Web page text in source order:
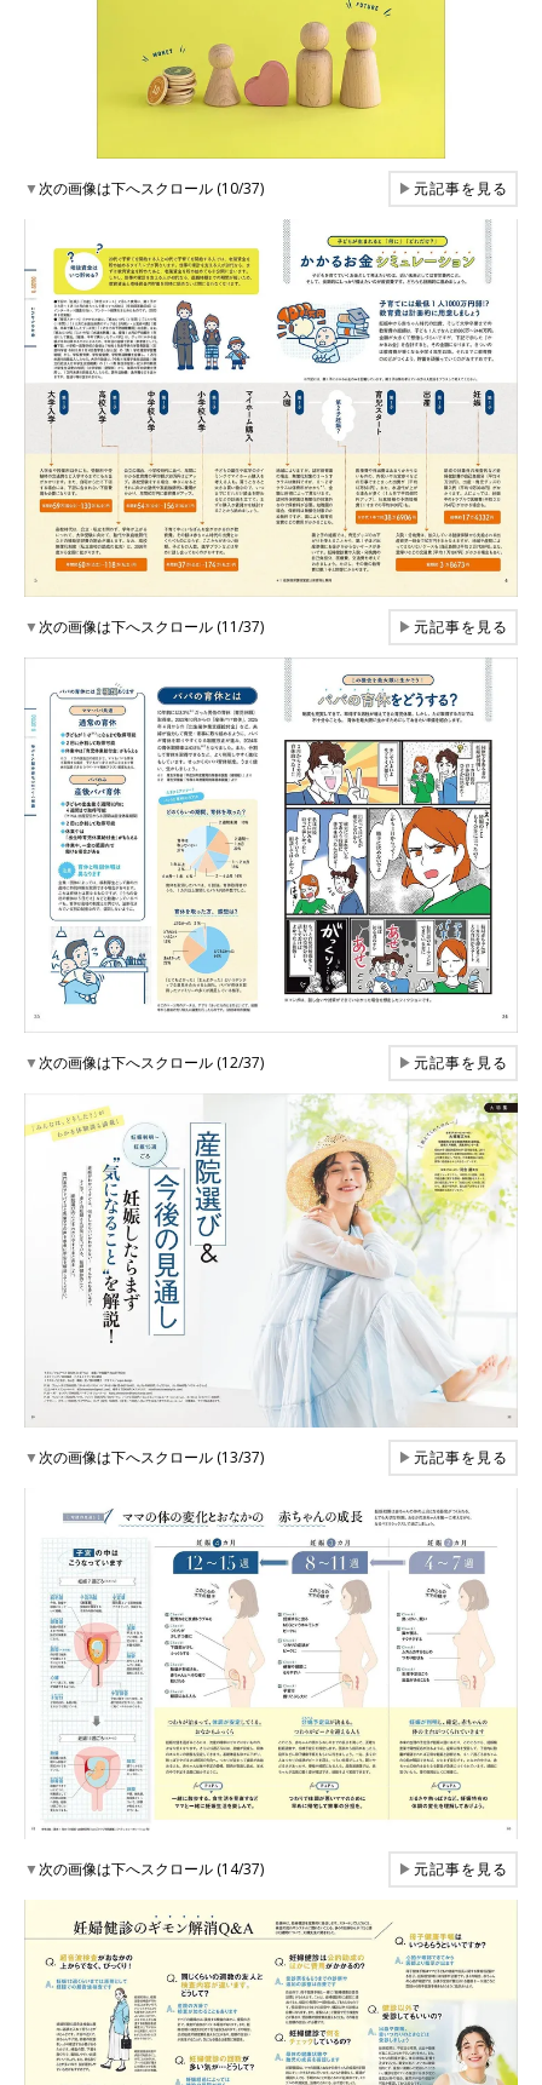
▼次の画像は下へスクロール (10/37) ▶元記事を見る
▼次の画像は下へスクロール (11/37) ▶元記事を見る
▼次の画像は下へスクロール (12/37) ▶元記事を見る
▼次の画像は下へスクロール (13/37) ▶元記事を見る
▼次の画像は下へスクロール (14/37) ▶元記事を見る